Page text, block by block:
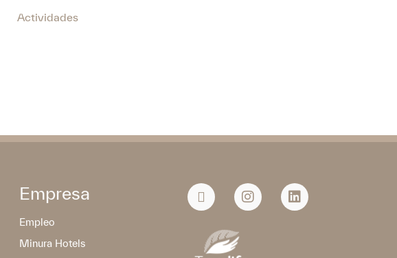
Actividades
Empresa
Empleo
Minura Hotels